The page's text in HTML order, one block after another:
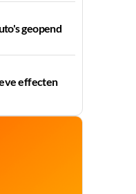
geopend
effecten